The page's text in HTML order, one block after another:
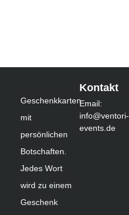
Geschenkkarten
mit
persönlichen
Botschaften.
Jedes Wort
wird zu einem
Geschenk
Kontakt
Email:
info@ventori-
events.de